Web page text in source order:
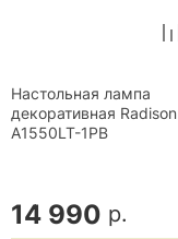
Настольная лампа
декоративная Radison
A1550LT-1PB
14 990 р.